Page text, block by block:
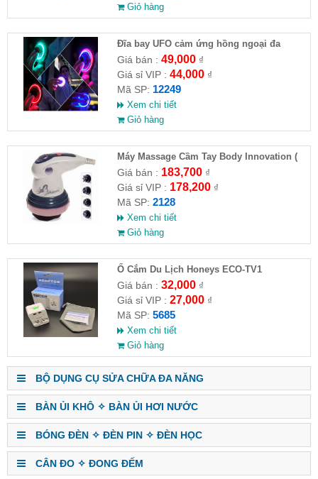
Giỏ hàng
Đĩa bay UFO cảm ứng hồng ngoại đa
chiều tự động bay về
Giá bán : 49,000₫
Giá sỉ VIP : 44,000₫
Mã SP: 12249
Xem chi tiết
Giỏ hàng
Máy Massage Cầm Tay Body Innovation (
HĐ )
Giá bán : 183,700₫
Giá sỉ VIP : 178,200₫
Mã SP: 2128
Xem chi tiết
Giỏ hàng
Ổ Cắm Du Lịch Honeys ECO-TV1
Giá bán : 32,000₫
Giá sỉ VIP : 27,000₫
Mã SP: 5685
Xem chi tiết
Giỏ hàng
BỘ DỤNG CỤ SỬA CHỮA ĐA NĂNG
BÀN ỦI KHÔ ✧ BÀN ỦI HƠI NƯỚC
BÓNG ĐÈN ✧ ĐÈN PIN ✧ ĐÈN HỌC
CÂN ĐO ✧ ĐONG ĐẾM